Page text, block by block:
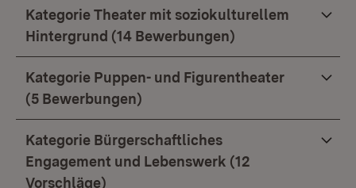
Kategorie Theater mit soziokulturellem
Hintergrund (14 Bewerbungen)
Kategorie Puppen- und Figurentheater
(5 Bewerbungen)
Kategorie Bürgerschaftliches
Engagement und Lebenswerk (12
Vorschläge)